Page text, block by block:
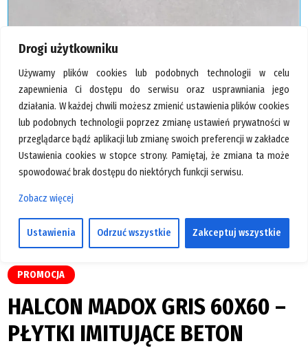
Drogi użytkowniku
Używamy plików cookies lub podobnych technologii w celu
zapewnienia Ci dostępu do serwisu oraz usprawniania jego
działania. W każdej chwili możesz zmienić ustawienia plików cookies
lub podobnych technologii poprzez zmianę ustawień prywatności w
przeglądarce bądź aplikacji lub zmianę swoich preferencji w zakładce
Ustawienia cookies w stopce strony. Pamiętaj, że zmiana ta może
spowodować brak dostępu do niektórych funkcji serwisu.
Zobacz więcej
Ustawienia Odrzuć wszystkie Zakceptuj wszystkie
PAWILONY DO WYNAJĘCIA
KONTAKT
SZUKAJ
PROMOCJA
HALCON MADOX GRIS 60X60 –
PŁYTKI IMITUJĄCE BETON